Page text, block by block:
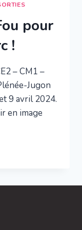
pour
!
– CM1 –
Jugon
9 avril 2024.
en image